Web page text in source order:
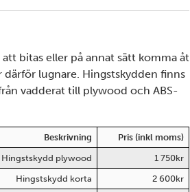
bitas eller på annat sätt komma åt
lugnare. Hingstskydden finns
vadderat till plywood och ABS-
Beskrivning
Pris (inkl moms)
Hingstskydd plywood
1 750kr
Hingstskydd korta
2 600kr